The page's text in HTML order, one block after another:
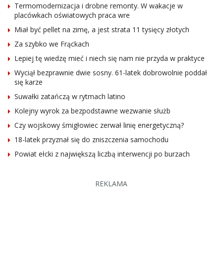
Termomodernizacja i drobne remonty. W wakacje w
placówkach oświatowych praca wre
Miał być pellet na zimę, a jest strata 11 tysięcy złotych
Za szybko we Frąckach
Lepiej tę wiedzę mieć i niech się nam nie przyda w praktyce
Wyciął bezprawnie dwie sosny. 61-latek dobrowolnie poddał
się karze
Suwałki zatańczą w rytmach latino
Kolejny wyrok za bezpodstawne wezwanie służb
Czy wojskowy śmigłowiec zerwał linię energetyczną?
18-latek przyznał się do zniszczenia samochodu
Powiat ełcki z największą liczbą interwencji po burzach
REKLAMA